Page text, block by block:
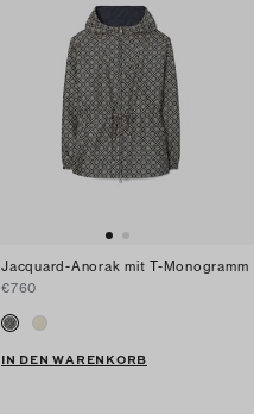
Jacquard-Anorak mit T-Monogramm
€760
IN DEN WARENKORB